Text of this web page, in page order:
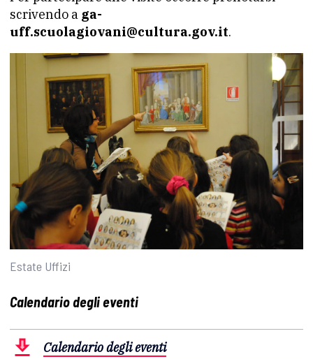
scrivendo a ga-
uff.scuolagiovani@cultura.gov.it.
Estate Uffizi
Calendario degli eventi
Calendario degli eventi